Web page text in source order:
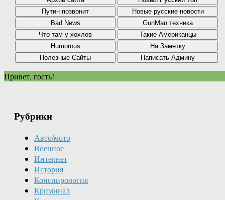
Привет, гость!
Рубрики
Авто/мото
Военное
Интернет
История
Конспирология
Криминал